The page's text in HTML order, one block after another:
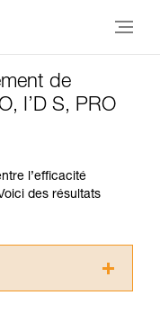
de
I’D S, PRO
l’efficacité
des résultats